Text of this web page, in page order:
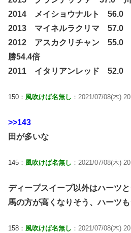
2014 メイショウナルト 56.0
2013 マイネルラクリマ 57.0
2012 アスカクリチャン 55.0
勝54.4倍
2011 イタリアンレッド 52.0
150： 風吹けば名無し ：2021/07/08(木)
>>143
田が多いな
145： 風吹けば名無し ：2021/07/08(木)
ディープスイープ以外はハーツ
馬の方が高くなりそう、ハーツ
158： 風吹けば名無し ：2021/07/08(木)